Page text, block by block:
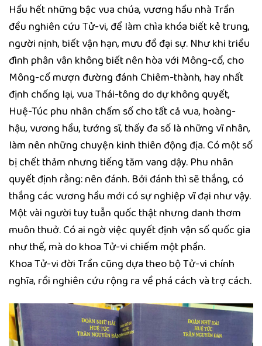
Hầu hết những bậc vua chúa, vương hầu nhà Trần
đều nghiên cứu Tử-vi, để làm chìa khóa biết kẻ trung,
người nịnh, biết vận hạn, mưu đồ đại sự. Như khi triều
đình phân vân không biết nên hòa với Mông-cổ, cho
Mông-cổ mượn đường đánh Chiêm-thành, hay nhất
định chống lại, vua Thái-tông do dự không quyết,
Huệ-Túc phu nhân chấm số cho tất cả vua, hoàng-
hậu, vương hầu, tướng sĩ, thấy đa số là những vĩ nhân,
làm nên những chuyện kinh thiên động địa. Có một số
bị chết thảm nhưng tiếng tăm vang dậy. Phu nhân
quyết định rằng: nên đánh. Bởi đánh thì sẽ thắng, có
thắng các vương hầu mới có sự nghiệp vĩ đại như vậy.
Một vài người tuy tuẫn quốc thật nhưng danh thơm
muôn thuở. Có ai ngờ việc quyết định vận số quốc gia
như thế, mà do khoa Tử-vi chiếm một phần.
Khoa Tử-vi đời Trần cũng dựa theo bộ Tử-vi chính
nghĩa, rồi nghiên cứu rộng ra về phá cách và trợ cách.